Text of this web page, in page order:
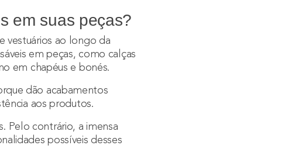
em suas peças?
vestuários ao longo da
em peças, como calças
em chapéus e bonés.
dão acabamentos
aos produtos.
Pelo contrário, a imensa
possíveis desses